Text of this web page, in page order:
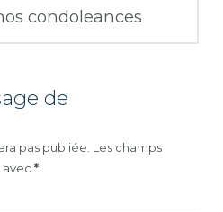
condoleances
de
pas publiée. Les champs
avec*